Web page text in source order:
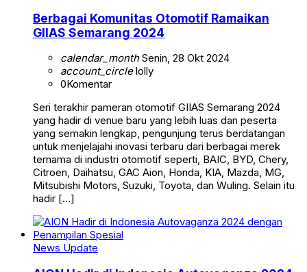
Berbagai Komunitas Otomotif Ramaikan
GIIAS Semarang 2024
calendar_monthSenin, 28 Okt 2024
account_circlelolly
0Komentar
Seri terakhir pameran otomotif GIIAS Semarang 2024
yang hadir di venue baru yang lebih luas dan peserta
yang semakin lengkap, pengunjung terus berdatangan
untuk menjelajahi inovasi terbaru dari berbagai merek
ternama di industri otomotif seperti, BAIC, BYD, Chery,
Citroen, Daihatsu, GAC Aion, Honda, KIA, Mazda, MG,
Mitsubishi Motors, Suzuki, Toyota, dan Wuling. Selain itu
hadir […]
News Update